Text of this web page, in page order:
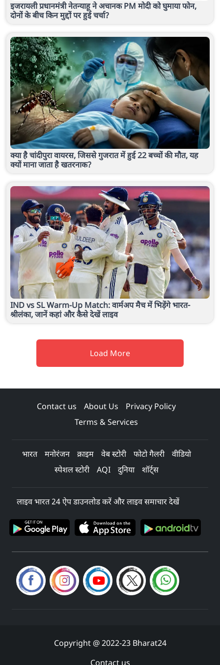
इजरायली प्रधानमंत्री नेतन्याहू ने अचानक PM मोदी को घुमाया फोन,
दोनों के बीच किन मुद्दों पर हुई चर्चा?
क्या है चांदीपुरा वायरस, जिससे गुजरात में हुई 22 बच्चों की मौत, यह
क्यों माना जाता है खतरनाक?
IND vs SL Warm-Up Match: वार्मअप मैच में भिड़ेंगे भारत-
श्रीलंका, जानें कहां और कैसे देखें लाइव
Load More
Contact us About Us
Privacy Policy
Terms & Services
भारत मनोरंजन क्राइम वेब स्टोरी फोटो गैलरी
वीडियो
स्पेशल स्टोरी
AQI दुनिया शॉर्ट्स
लाइव भारत 24 ऐप डाउनलोड करें और लाइव समाचार देखें
Copyright @ 2022-23 Bharat24
Contact us